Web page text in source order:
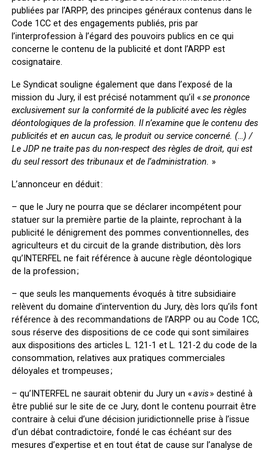
publiées par l’ARPP, des principes généraux contenus dans le
Code 1CC et des engagements publiés, pris par
l’interprofession à l’égard des pouvoirs publics en ce qui
concerne le contenu de la publicité et dont l’ARPP est
cosignataire.
Le Syndicat souligne également que dans l’exposé de la
mission du Jury, il est précisé notamment qu’il «se prononce
exclusivement sur la conformité de la publicité avec les règles
déontologiques de la profession. Il n’examine que le contenu des
publicités et en aucun cas, le produit ou service concerné. (…) /
Le JDP ne traite pas du non-respect des règles de droit, qui est
du seul ressort des tribunaux et de l’administration. »
L’annonceur en déduit :
– que le Jury ne pourra que se déclarer incompétent pour
statuer sur la première partie de la plainte, reprochant à la
publicité le dénigrement des pommes conventionnelles, des
agriculteurs et du circuit de la grande distribution, dès lors
qu’INTERFEL ne fait référence à aucune règle déontologique
de la profession ;
– que seuls les manquements évoqués à titre subsidiaire
relèvent du domaine d’intervention du Jury, dès lors qu’ils font
référence à des recommandations de l’ARPP ou au Code 1CC,
sous réserve des dispositions de ce code qui sont similaires
aux dispositions des articles L. 121-1 et L. 121-2 du code de la
consommation, relatives aux pratiques commerciales
déloyales et trompeuses ;
– qu’INTERFEL ne saurait obtenir du Jury un «avis» destiné à
être publié sur le site de ce Jury, dont le contenu pourrait être
contraire à celui d’une décision juridictionnelle prise à l’issue
d’un débat contradictoire, fondé le cas échéant sur des
mesures d’expertise et en tout état de cause sur l’analyse de